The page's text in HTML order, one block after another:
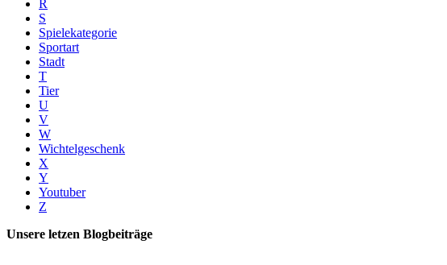
R
S
Spielekategorie
Sportart
Stadt
T
Tier
U
V
W
Wichtelgeschenk
X
Y
Youtuber
Z
Unsere letzen Blogbeiträge